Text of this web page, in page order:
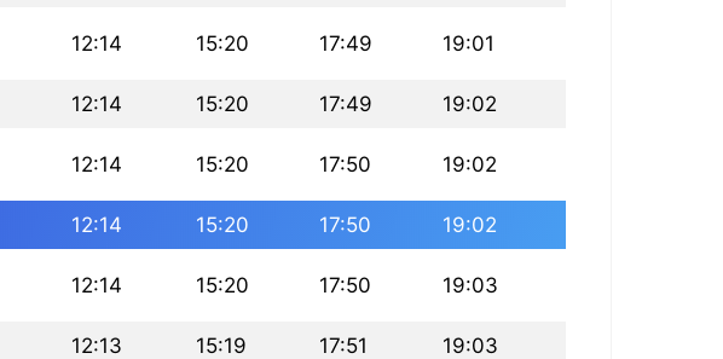
12:14 15:20 17:49 19:01
12:14 15:20 17:49 19:02
12:14 15:20 17:50 19:02
12:14 15:20 17:50 19:02
12:14 15:20 17:50 19:03
12:13 15:19 17:51 19:03